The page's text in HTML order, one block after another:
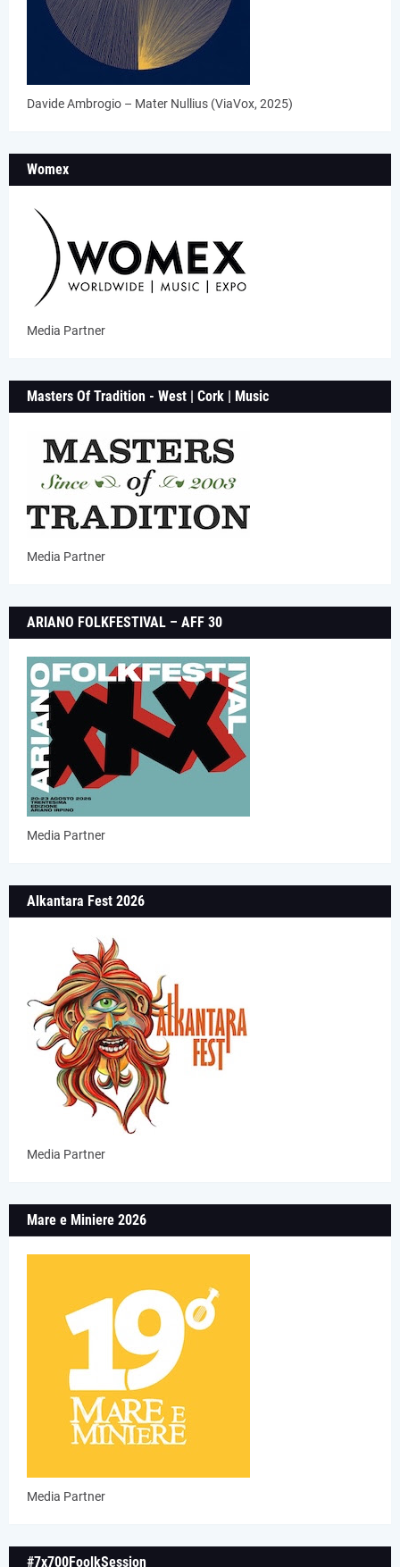
Davide Ambrogio – Mater Nullius (ViaVox, 2025)
Womex
Media Partner
Masters Of Tradition - West | Cork | Music
Media Partner
ARIANO FOLKFESTIVAL – AFF 30
Media Partner
Alkantara Fest 2026
Media Partner
Mare e Miniere 2026
Media Partner
#7x700FoolkSession